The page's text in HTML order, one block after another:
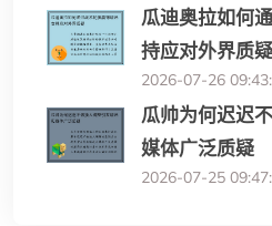
瓜迪奥拉如何
持应对外界质疑
2026-07-26
瓜帅为何迟迟
媒体广泛质疑
2026-07-25